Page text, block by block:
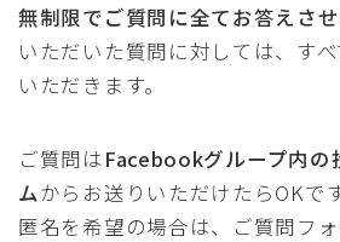
無制限でご質問に全てお答えさせ
いただいた質問に対しては、す
いただきます。
ご質問はFacebookグループ内の
ムからお送りいただけたらOKです
匿名を希望の場合は、ご質問フ